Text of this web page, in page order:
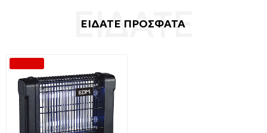
ΕΙΔΑΤΕ ΠΡΟΣΦΑΤΑ